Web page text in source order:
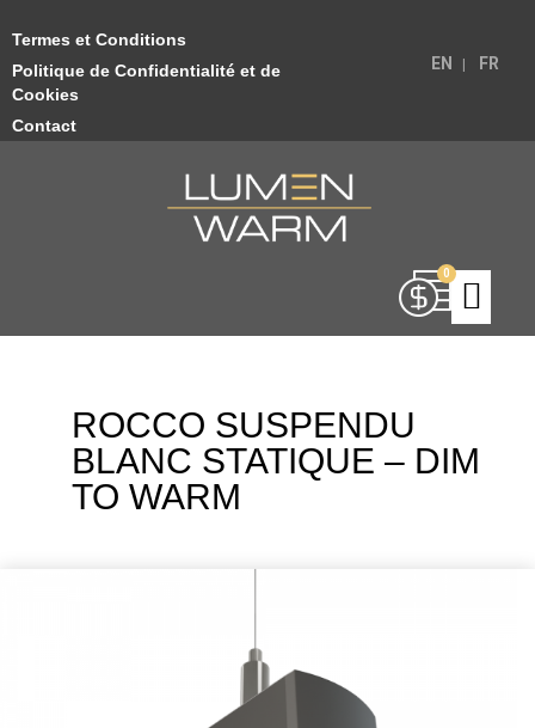
Termes et Conditions
Politique de Confidentialité et de
Cookies
Contact
EN FR
ROCCO SUSPENDU
BLANC STATIQUE – DIM
TO WARM